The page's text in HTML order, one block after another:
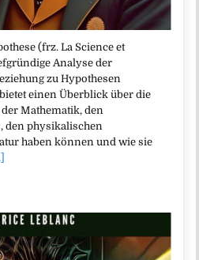
(frz. La Science et
Analyse der
zu Hypothesen
einen Überblick über die
Mathematik, den
den physikalischen
haben können und wie sie